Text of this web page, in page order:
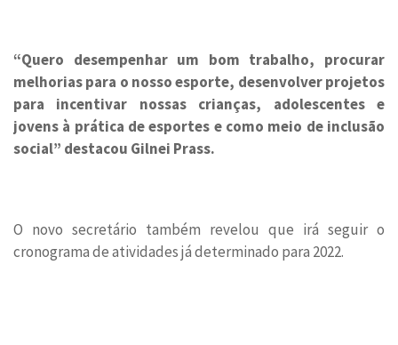
“Quero desempenhar um bom trabalho, procurar
melhorias para o nosso esporte, desenvolver projetos
para incentivar nossas crianças, adolescentes e
jovens à prática de esportes e como meio de inclusão
social” destacou Gilnei Prass.
O novo secretário também revelou que irá seguir o
cronograma de atividades já determinado para 2022.